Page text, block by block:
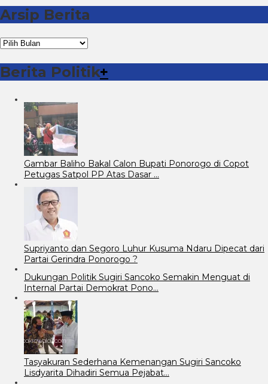
Arsip Berita
Arsip
Berita
Berita Politik+
Gambar Baliho Bakal Calon Bupati Ponorogo di Copot
Petugas Satpol PP Atas Dasar …
Supriyanto dan Segoro Luhur Kusuma Ndaru Dipecat dari
Partai Gerindra Ponorogo ?
Dukungan Politik Sugiri Sancoko Semakin Menguat di
Internal Partai Demokrat Pono…
Tasyakuran Sederhana Kemenangan Sugiri Sancoko
Lisdyarita Dihadiri Semua Pejabat…